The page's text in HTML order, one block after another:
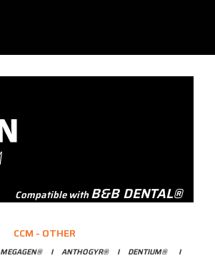
Compatible withB&B DENTAL®
CCM - OTHER
MEGAGEN®I ANTHOGYR®I DENTIUM®I